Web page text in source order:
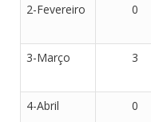
2-Fevereiro 0
3-Março 3
4-Abril 0